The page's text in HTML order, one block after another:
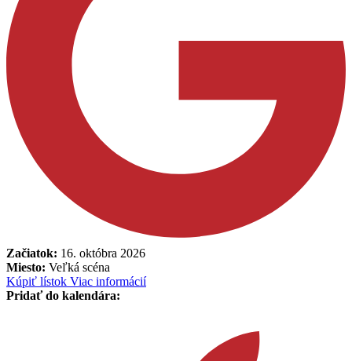
Začiatok: 16. októbra 2026
Miesto: Veľká scéna
Kúpiť lístok Viac informácií
Pridať do kalendára: